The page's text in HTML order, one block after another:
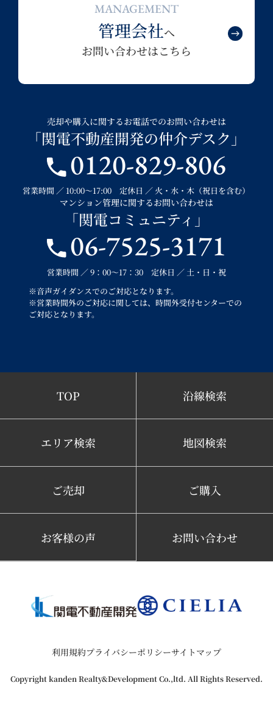
MANAGEMENT
管理会社へ
お問い合わせはこちら
売却や購入に関するお電話でのお問い合わせは
「関電不動産開発の仲介デスク」
0120-829-806
営業時間 ／ 10:00～17:00 定休日 ／ 火・水・木（祝日を含む）
マンション管理に関するお問い合わせは
「関電コミュニティ」
06-7525-3171
営業時間 ／ 9：00～17：30 定休日 ／ 土・日・祝
※音声ガイダンスでのご対応となります。
※営業時間外のご対応に関しては、時間外受付センターでの
ご対応となります。
TOP 沿線検索
エリア検索 地図検索
ご売却 ご購入
お客様の声 お問い合わせ
利用規約プライバシーポリシーサイトマップ
Copyright kanden Realty&Development Co.,ltd. All Rights Reserved.